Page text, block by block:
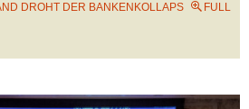
DROHT DER BANKENKOLLAPS
FULL